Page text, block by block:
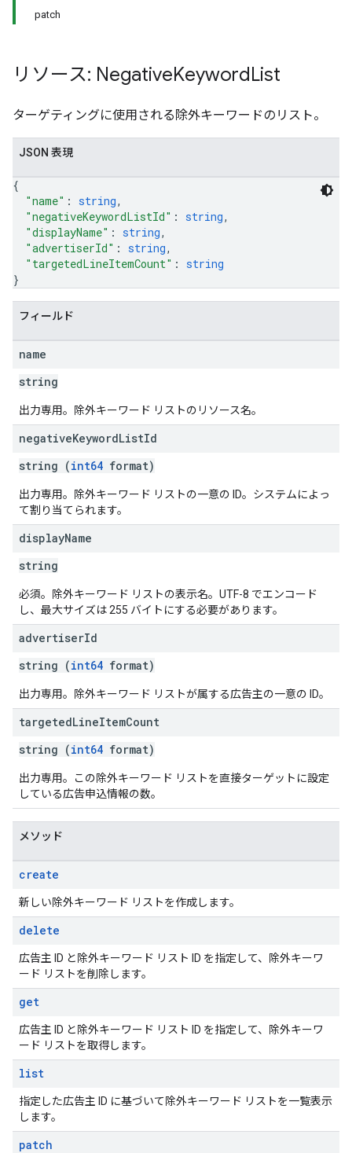
patch
リソース: NegativeKeywordList
ターゲティングに使用される除外キーワードのリスト。
JSON 表現
{
"name" : string,
"negativeKeywordListId" : string,
"displayName" : string,
"advertiserId" : string,
"targetedLineItemCount" : string
}
フィールド
name
string
出力専用。除外キーワード リストのリソース名。
negativeKeywordListId
string (int64 format)
出力専用。除外キーワード リストの一意の ID。システムによっ
て割り当てられます。
displayName
string
必須。除外キーワード リストの表示名。UTF-8 でエンコード
し、最大サイズは 255 バイトにする必要があります。
advertiserId
string (int64 format)
出力専用。除外キーワード リストが属する広告主の一意の ID。
targetedLineItemCount
string (int64 format)
出力専用。この除外キーワード リストを直接ターゲットに設定
している広告申込情報の数。
メソッド
create
新しい除外キーワード リストを作成します。
delete
広告主 ID と除外キーワード リスト ID を指定して、除外キーワ
ード リストを削除します。
get
広告主 ID と除外キーワード リスト ID を指定して、除外キーワ
ード リストを取得します。
list
指定した広告主 ID に基づいて除外キーワード リストを一覧表示
します。
patch